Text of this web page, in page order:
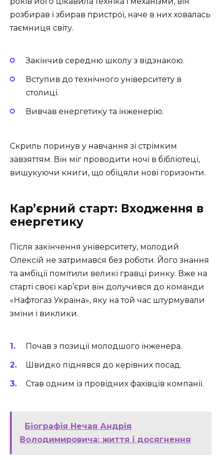
розбирав і збирав пристрої, наче в них ховалась
таємниця світу.
Закінчив середню школу з відзнакою.
Вступив до технічного університету в
столиці.
Вивчав енергетику та інженерію.
Скриль поринув у навчання зі стрімким
завзяттям. Він міг проводити ночі в бібліотеці,
вишукуючи книги, що обіцяли нові горизонти.
Кар’єрний старт: Входження в
енергетику
Після закінчення університету, молодий
Олексій не затримався без роботи. Його знання
та амбіції помітили великі гравці ринку. Вже на
старті своєї кар’єри він долучився до команди
«Нафтогаз Україна», яку на той час штурмували
зміни і виклики.
Почав з позиції молодшого інженера.
Швидко піднявся до керівних посад.
Став одним із провідних фахівців компанії.
Біографія Нечая Андрія
Володимировича: життя і досягнення